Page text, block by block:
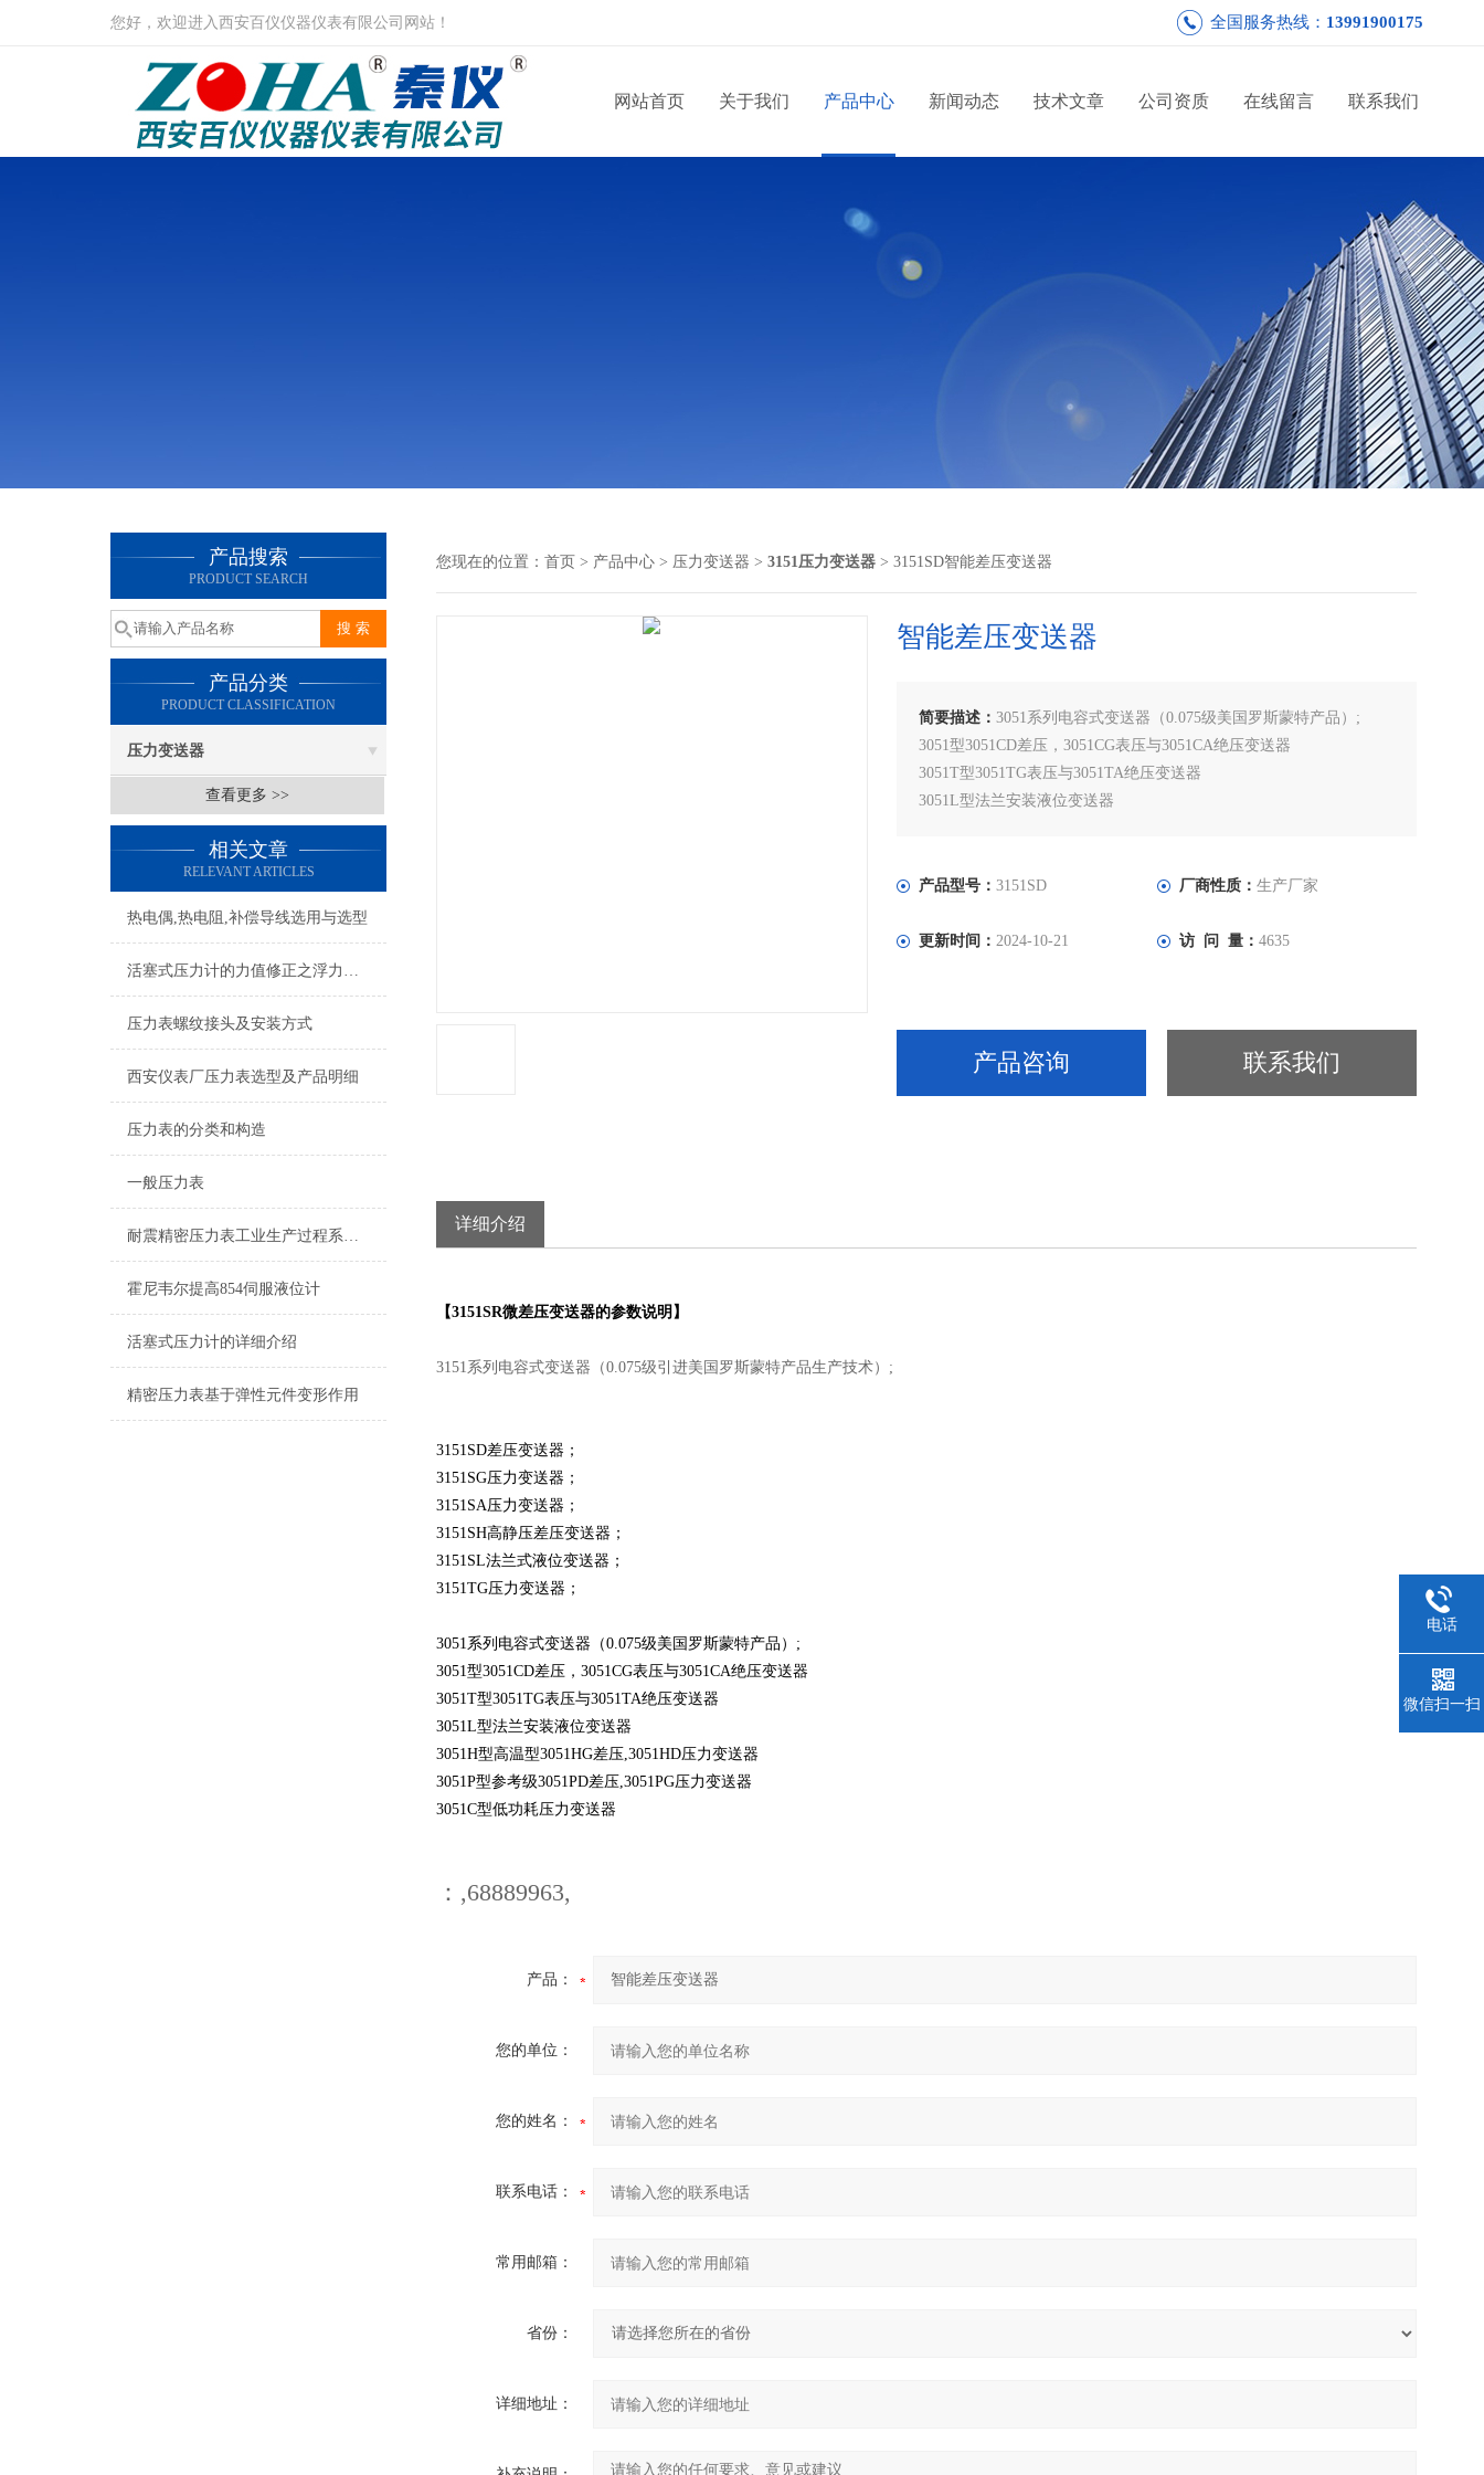
您好，欢迎进入西安百仪仪器仪表有限公司网站！ 全国服务热线： 13991900175
网站首页 关于我们 产品中心 新闻动态 技术文章 公司资质 在线留言 联系我们
产品搜索
PRODUCT SEARCH
产品分类
PRODUCT CLASSIFICATION
压力变送器
查看更多 >>
相关文章
RELEVANT ARTICLES
热电偶,热电阻,补偿导线选用与选型
活塞式压力计的力值修正之浮力影响
压力表螺纹接头及安装方式
西安仪表厂压力表选型及产品明细
压力表的分类和构造
一般压力表
耐震精密压力表工业生产过程系统组成
霍尼韦尔提高854伺服液位计
活塞式压力计的详细介绍
精密压力表基于弹性元件变形作用
您现在的位置： 首页 > 产品中心 > 压力变送器 > 3151压力变送器 > 3151SD智能差压变送器
智能差压变送器
简要描述：3051系列电容式变送器（0.075级美国罗斯蒙特产品）;
3051型3051CD差压，3051CG表压与3051CA绝压变送器
3051T型3051TG表压与3051TA绝压变送器
3051L型法兰安装液位变送器
3051C型低功耗压力变送器
产品型号：3151SD 厂商性质： 生产厂家
更新时间：2024-10-21 访 问 量： 4635
产品咨询 联系我们
详细介绍
【3151SR微差压变送器的参数说明】
3151系列电容式变送器（0.075级引进美国罗斯蒙特产品生产技术）;
3151SD差压变送器；
3151SG压力变送器；
3151SA压力变送器；
3151SH高静压差压变送器；
3151SL法兰式液位变送器；
3151TG压力变送器；
3051系列电容式变送器（0.075级美国罗斯蒙特产品）;
3051型3051CD差压，3051CG表压与3051CA绝压变送器
3051T型3051TG表压与3051TA绝压变送器
3051L型法兰安装液位变送器
3051H型高温型3051HG差压,3051HD压力变送器
3051P型参考级3051PD差压,3051PG压力变送器
3051C型低功耗压力变送器
：,68889963,
产品：
您的单位：
您的姓名：
联系电话：
常用邮箱：
省份：
详细地址：
电话
微信扫一扫